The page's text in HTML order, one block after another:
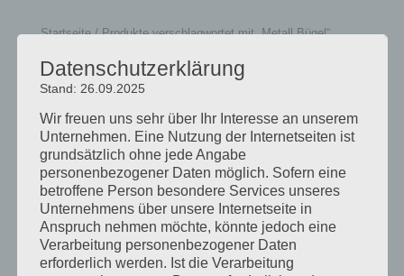
Startseite/ Produkte verschlagwortet mit „Metall Bügel“
Metall Bügel
Datenschutzerklärung
Stand: 26.09.2025
Wir freuen uns sehr über Ihr Interesse an unserem
Unternehmen. Eine Nutzung der Internetseiten ist
grundsätzlich ohne jede Angabe
personenbezogener Daten möglich. Sofern eine
betroffene Person besondere Services unseres
Unternehmens über unsere Internetseite in
Anspruch nehmen möchte, könnte jedoch eine
Verarbeitung personenbezogener Daten
erforderlich werden. Ist die Verarbeitung